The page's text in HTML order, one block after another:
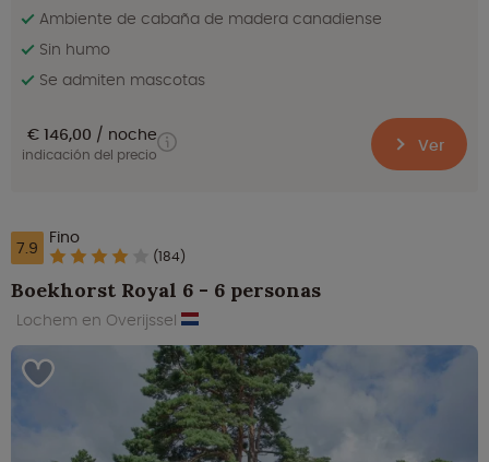
Ambiente de cabaña de madera canadiense
Sin humo
Se admiten mascotas
€ 146,00 noche
indicación del precio Ver
7.9 Fino
(184)
Boekhorst Royal 6 - 6 personas
Lochem en Overijssel